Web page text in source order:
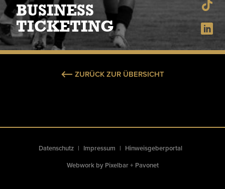
BUSINESS
TICKETING
ZURÜCK ZUR ÜBERSICHT
Datenschutz Impressum Hinweisgeberportal
Webwork by Pixelbar+ Pavonet